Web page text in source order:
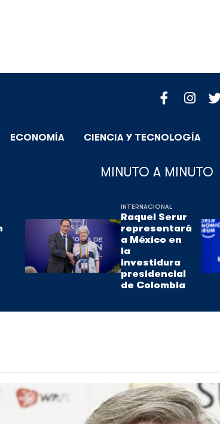
ECONOMÍA CIENCIA Y TECNOLOGÍA
MINUTO A MINUTO
INTERNACIONAL
Raquel Serur
representará
a México en
la
investidura
presidencial
de Colombia